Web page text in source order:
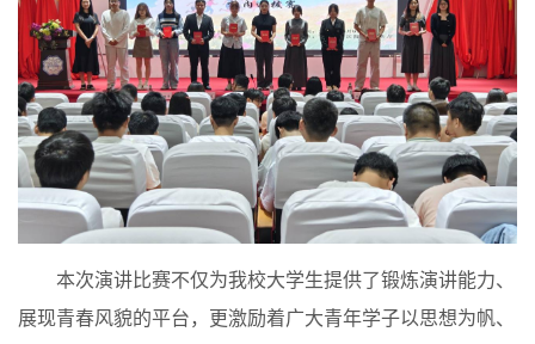
本次演讲比赛不仅为我校大学生提供了锻炼演讲能力、
展现青春风貌的平台，更激励着广大青年学子以思想为帆、